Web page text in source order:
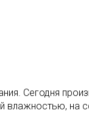
Сегодня
на